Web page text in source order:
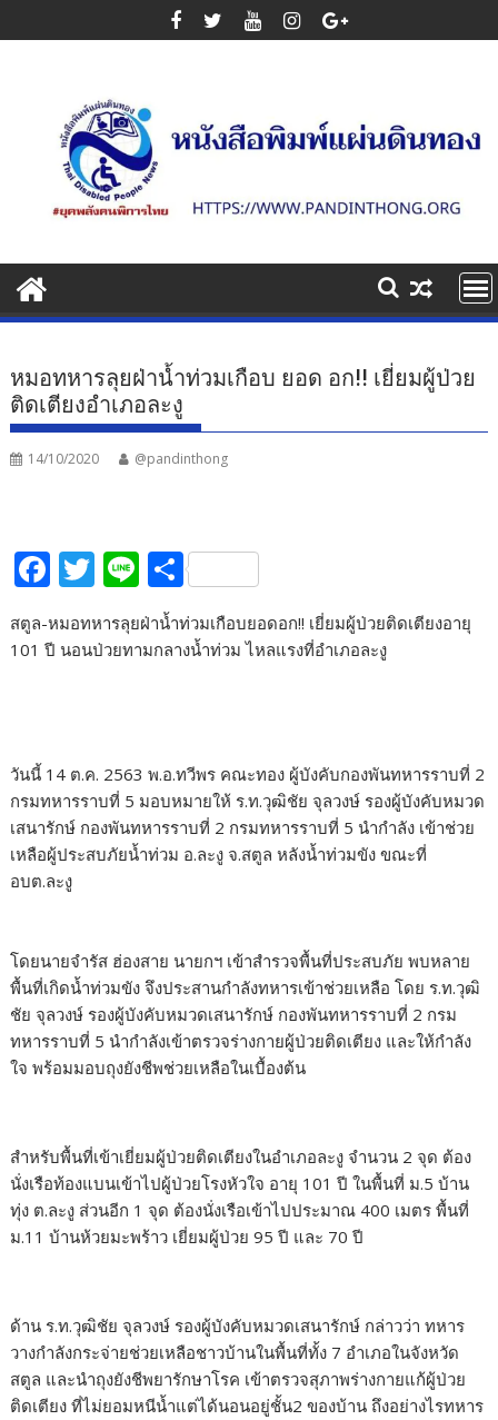
to
หมอทหารลุยฝ่าน้ำท่วมเกือบ ยอด อก!! เยี่ยมผู้ป่วย
ติดเตียงอำเภอละงู
14/10/2020 @pandinthong
F
e
k
T
itt
Li
n
e
S
h
ar
สตูล-หมอทหารลุยฝ่าน้ำท่วมเกือบยอดอก!! เยี่ยมผู้ป่วยติดเตียงอายุ
101 ปี นอนป่วยทามกลางน้ำท่วม ไหลแรงที่อำเภอละงู
วันนี้ 14 ต.ค. 2563 พ.อ.ทวีพร คณะทอง ผู้บังคับกองพันทหารราบที่ 2
กรมทหารราบที่ 5 มอบหมายให้ ร.ท.วุฒิชัย จุลวงษ์ รองผู้บังคับหมวด
เสนารักษ์ กองพันทหารราบที่ 2 กรมทหารราบที่ 5 นำกำลัง เข้าช่วย
เหลือผู้ประสบภัยน้ำท่วม อ.ละงู จ.สตูล หลังน้ำท่วมขัง ขณะที่
อบต.ละงู
โดยนายจำรัส ฮ่องสาย นายกฯ เข้าสำรวจพื้นที่ประสบภัย พบหลาย
พื้นที่เกิดน้ำท่วมขัง จึงประสานกำลังทหารเข้าช่วยเหลือ โดย ร.ท.วุฒิ
ชัย จุลวงษ์ รองผู้บังคับหมวดเสนารักษ์ กองพันทหารราบที่ 2 กรม
ทหารราบที่ 5 นำกำลังเข้าตรวจร่างกายผู้ป่วยติดเตียง และให้กำลัง
ใจ พร้อมมอบถุงยังชีพช่วยเหลือในเบื้องต้น
สำหรับพื้นที่เข้าเยี่ยมผู้ป่วยติดเตียงในอำเภอละงู จำนวน 2 จุด ต้อง
นั่งเรือท้องแบนเข้าไปผู้ป่วยโรงหัวใจ อายุ 101 ปี ในพื้นที่ ม.5 บ้าน
ทุ่ง ต.ละงู ส่วนอีก 1 จุด ต้องนั่งเรือเข้าไปประมาณ 400 เมตร พื้นที่
ม.11 บ้านห้วยมะพร้าว เยี่ยมผู้ป่วย 95 ปี และ 70 ปี
ด้าน ร.ท.วุฒิชัย จุลวงษ์ รองผู้บังคับหมวดเสนารักษ์ กล่าวว่า ทหาร
วางกำลังกระจ่ายช่วยเหลือชาวบ้านในพื้นที่ทั้ง 7 อำเภอในจังหวัด
สตูล และนำถุงยังชีพยารักษาโรค เข้าตรวจสุภาพร่างกายแก้ผู้ป่วย
ติดเตียง ที่ไม่ยอมหนีน้ำแต่ได้นอนอยู่ชั้น2 ของบ้าน ถึงอย่างไรทหาร